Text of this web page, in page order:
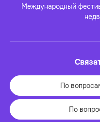
Международный
По
По